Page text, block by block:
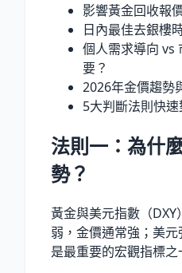
影響黃金回收報
日內最佳去銀樓
個人需求導向 vs
要？
2026年金價趨勢
5大判斷法則快
法則一：為什
勢？
黃金與美元指數（
弱，金價通常強；美
是最重要的宏觀指標之